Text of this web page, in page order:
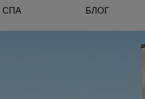
СПА БЛОГ